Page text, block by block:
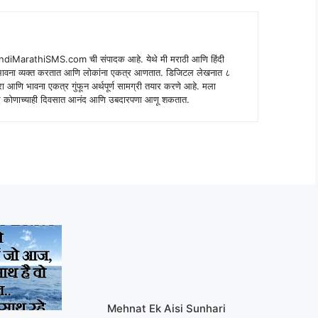
ची संपादक आहे. येथे मी मराठी आणि हिंदी
व्यक्त करतात आणि लोकांना एकत्र आणतात. डिजिटल लेखनात ८
आणि भावना एकत्र गुंफून अर्थपूर्ण सामग्री तयार करणे आहे. मला
कोणाच्याही दिवसात आनंद आणि उबदारपणा आणू शकतात.
Mehnat Ek Aisi Sunhari